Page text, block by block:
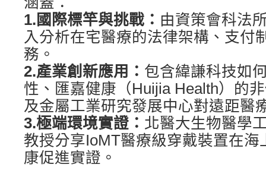
1.國際標竿與挑戰： 由資策會科法
入分析在宅醫療的法律架構、支付
務。
2.產業創新應用： 包含緯謙科技如
性、匯嘉健康（Huijia Health）的
及金屬工業研究發展中心對遠距醫
3.極端環境實證： 北醫大生物醫學
教授分享IoMT醫療級穿戴裝置在海
康促進實證。